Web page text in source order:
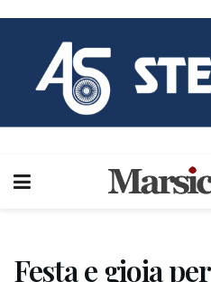
Festa e gioia per